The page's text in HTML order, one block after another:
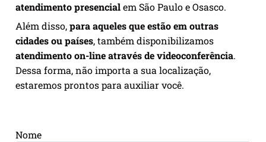
atendimento presencialem São Paulo e Osasco.
Além disso,para aqueles que estão em outras
cidades ou países, também disponibilizamos
atendimento on-line através de videoconferência.
Dessa forma, não importa a sua localização,
estaremos prontos para auxiliar você.
Nome